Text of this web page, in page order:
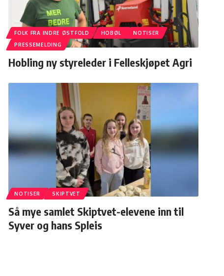
FOLK FRA INDRE ØSTFOLD HOBØL
NOTISER
PRESSEMELDING
Hobling ny styreleder i Felleskjøpet Agri
NOTISER SKIPTVET
Så mye samlet Skiptvet-elevene inn til
Syver og hans Spleis